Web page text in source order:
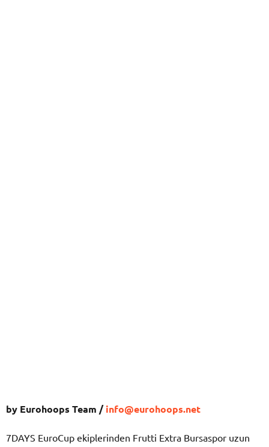
by Eurohoops Team /info@eurohoops.net
7DAYS EuroCup ekiplerinden Frutti Extra Bursaspor uzun